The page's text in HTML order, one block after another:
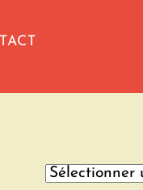
Catégories